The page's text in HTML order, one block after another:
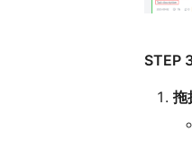
STEP
拖